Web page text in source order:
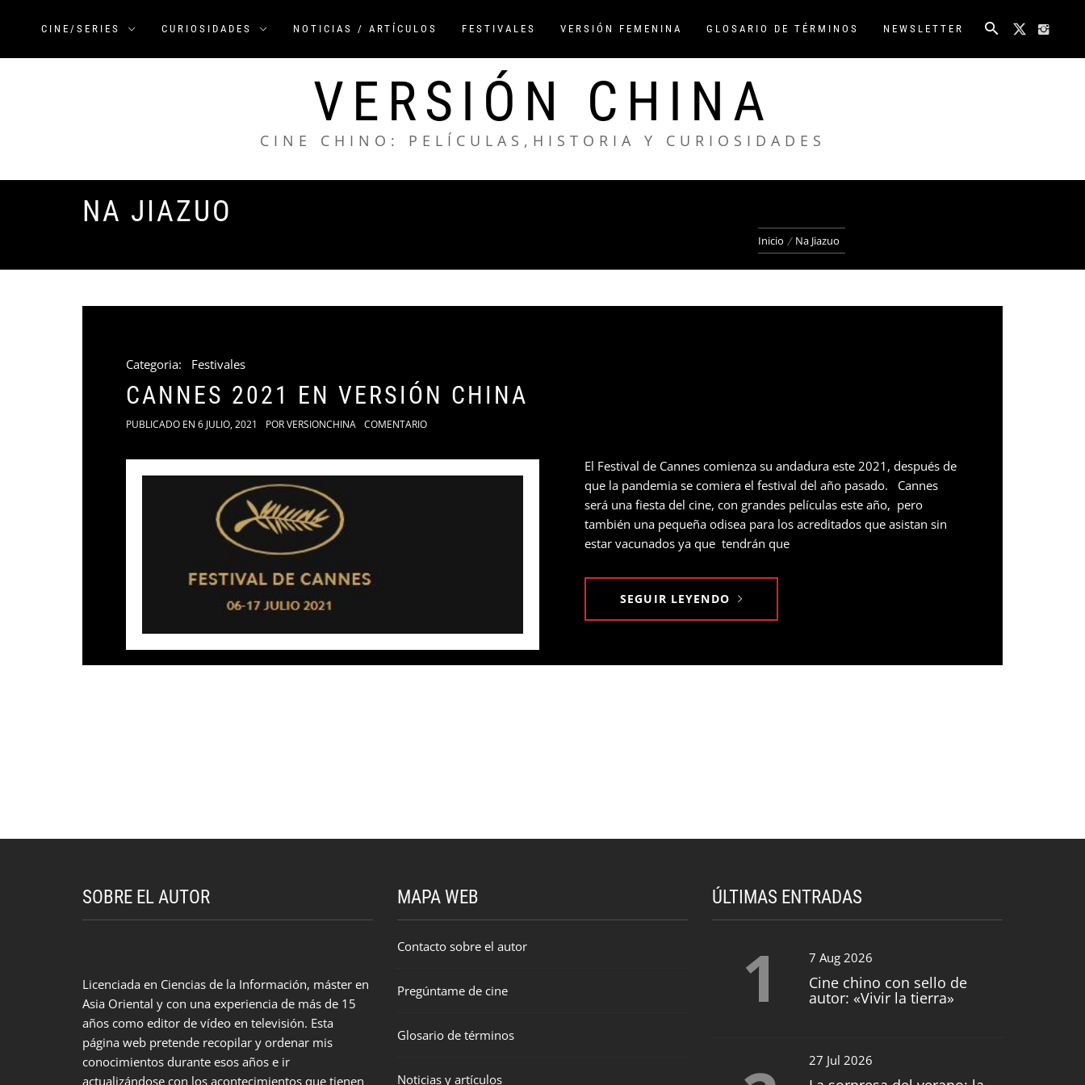
CINE/SERIES CURIOSIDADES NOTICIAS / ARTÍCULOS FESTIVALES VERSIÓN FEMENINA GLOSARIO DE TÉRMINOS NEWSLETTER
VERSIÓN CHINA
CINE CHINO: PELÍCULAS,HISTORIA Y CURIOSIDADES
NA JIAZUO
Inicio Na Jiazuo
Categoria: Festivales
CANNES 2021 EN VERSIÓN CHINA
PUBLICADO EN 6 JULIO, 2021 PORVERSIONCHINA COMENTARIO
El Festival de Cannes comienza su andadura este 2021, después de
que la pandemia se comiera el festival del año pasado. Cannes
será una fiesta del cine, con grandes películas este año, pero
también una pequeña odisea para los acreditados que asistan sin
estar vacunados ya que tendrán que
SEGUIR LEYENDO
SOBRE EL AUTOR
Licenciada en Ciencias de la Información, máster en
Asia Oriental y con una experiencia de más de 15
años como editor de vídeo en televisión. Esta
página web pretende recopilar y ordenar mis
conocimientos durante esos años e ir
actualizándose con los acontecimientos que tienen
MAPA WEB
Contacto sobre el autor
Pregúntame de cine
Glosario de términos
Noticias y artículos
ÚLTIMAS ENTRADAS
1 7 Aug 2026
Cine chino con sello de
autor: «Vivir la tierra»
27 Jul 2026